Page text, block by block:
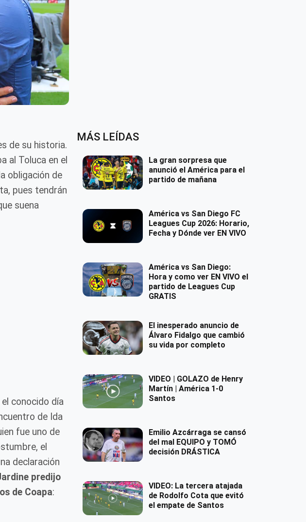
de su historia.
al Toluca en el
obligación de
pues tendrán
suena
conocido día
de Ida
fue uno de
el
declaración
predijo
de Coapa:
MÁS LEÍDAS
La gran sorpresa que
anunció el América para el
partido de mañana
América vs San Diego FC
Leagues Cup 2026: Horario,
Fecha y Dónde ver EN VIVO
América vs San Diego:
Hora y como ver EN VIVO el
partido de Leagues Cup
GRATIS
El inesperado anuncio de
Álvaro Fidalgo que cambió
su vida por completo
VIDEO | GOLAZO de Henry
Martín | América 1-0
Santos
Emilio Azcárraga se cansó
del mal EQUIPO y TOMÓ
decisión DRÁSTICA
VIDEO: La tercera atajada
de Rodolfo Cota que evitó
el empate de Santos